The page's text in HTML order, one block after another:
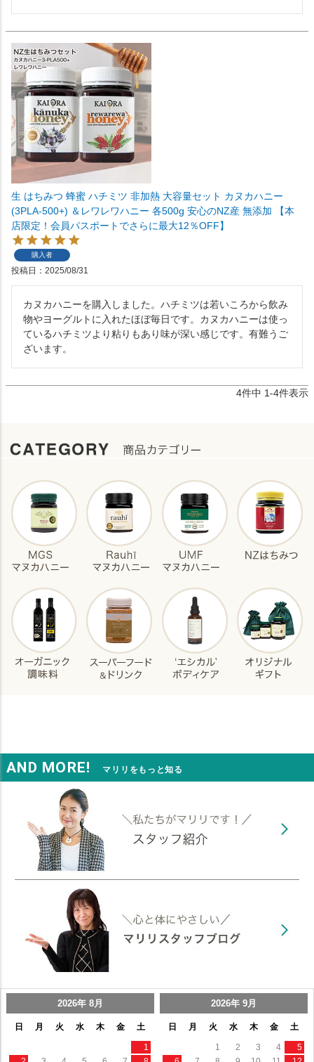
生 はちみつ 蜂蜜 ハチミツ 非加熱 大容量セット カヌカハニー
(3PLA-500+) ＆レワレワハニー 各500g 安心のNZ産 無添加 【本
店限定！会員パスポートでさらに最大12％OFF】
購入者
投稿日 2025/08/31
カヌカハニーを購入しました。ハチミツは若いころから飲み
物やヨーグルトに入れたほぼ毎日です。カヌカハニーは使っ
ているハチミツより粘りもあり味が深い感じです。有難うご
ざいます。
4件中 1-4件表示
AND MORE! マリリをもっと知る